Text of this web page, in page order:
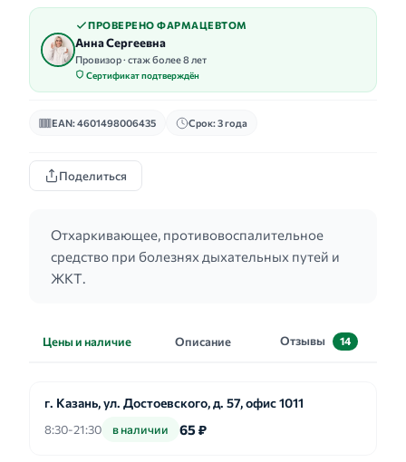
ПРОВЕРЕНО ФАРМАЦЕВТОМ
Анна Сергеевна
Провизор · стаж более 8 лет
Сертификат подтверждён
EAN: 4601498006435 Срок: 3 года
Поделиться
Отхаркивающее, противовоспалительное
средство при болезнях дыхательных путей и
ЖКТ.
Цены и наличие Описание Отзывы 14
г. Казань, ул. Достоевского, д. 57, офис 1011
8:30-21:30 в наличии 65 ₽